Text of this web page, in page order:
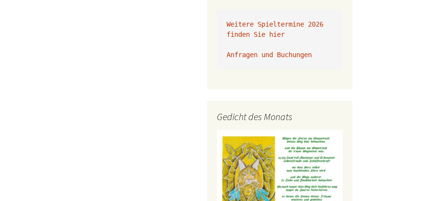
Weitere Spieltermine 2026
finden Sie hier
Anfragen und Buchungen
Gedicht des Monats